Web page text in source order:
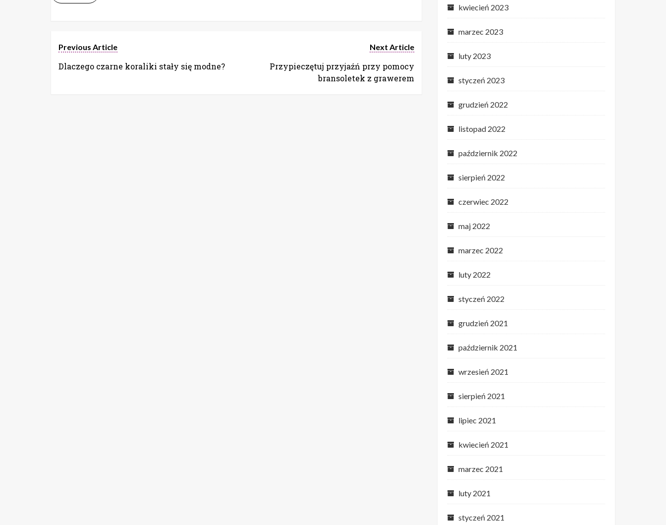
Previous Article
Dlaczego czarne koraliki stały się modne?
Next Article
Przypieczętuj przyjaźń przy pomocy
bransoletek z grawerem
kwiecień 2023
marzec 2023
luty 2023
styczeń 2023
grudzień 2022
listopad 2022
październik 2022
sierpień 2022
czerwiec 2022
maj 2022
marzec 2022
luty 2022
styczeń 2022
grudzień 2021
październik 2021
wrzesień 2021
sierpień 2021
lipiec 2021
kwiecień 2021
marzec 2021
luty 2021
styczeń 2021